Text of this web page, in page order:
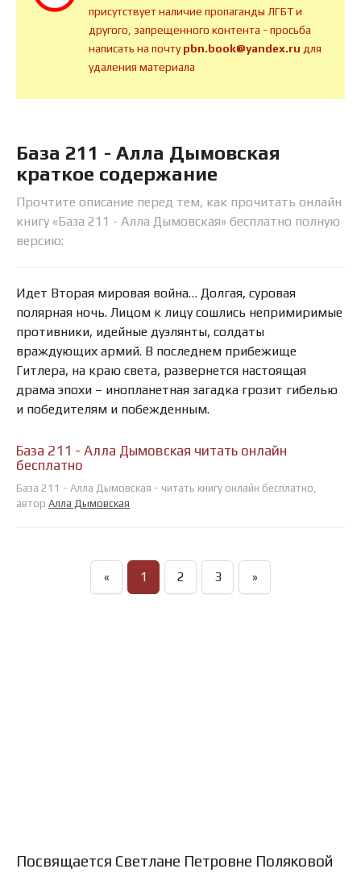
присутствует наличие пропаганды ЛГБТ и
другого, запрещенного контента - просьба
написать на почтуpbn.book@yandex.ru для
удаления материала
База 211 - Алла Дымовская
краткое содержание
Прочтите описание перед тем, как прочитать онлайн
книгу «База 211 - Алла Дымовская» бесплатно полную
версию:
Идет Вторая мировая война… Долгая, суровая
полярная ночь. Лицом к лицу сошлись непримиримые
противники, идейные дуэлянты, солдаты
враждующих армий. В последнем прибежище
Гитлера, на краю света, развернется настоящая
драма эпохи – инопланетная загадка грозит гибелью
и победителям и побежденным.
База 211 - Алла Дымовская читать онлайн
бесплатно
База 211 - Алла Дымовская - читать книгу онлайн бесплатно,
автор Алла Дымовская
« 1 2 3 »
Посвящается Светлане Петровне Поляковой